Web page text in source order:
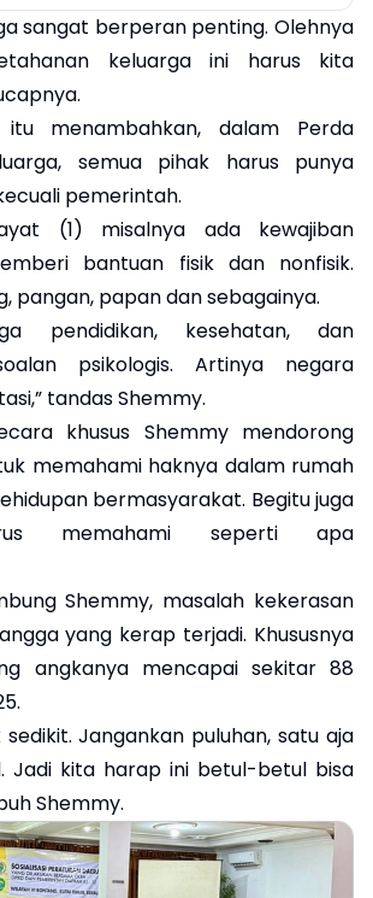
sangat berperan penting. Olehnya
keluarga ini harus kita
itu menambahkan, dalam Perda
semua pihak harus punya
pemerintah.
(1) misalnya ada kewajiban
bantuan fisik dan nonfisik.
pangan, papan dan sebagainya.
pendidikan, kesehatan, dan
psikologis. Artinya negara
tandas Shemmy.
khusus Shemmy mendorong
memahami haknya dalam rumah
bermasyarakat. Begitu juga
memahami seperti apa
Shemmy, masalah kekerasan
yang kerap terjadi. Khususnya
angkanya mencapai sekitar 88
sedikit. Jangankan puluhan, satu aja
Jadi kita harap ini betul-betul bisa
Shemmy.